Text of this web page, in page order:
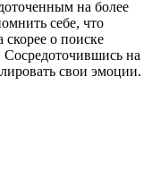
на более
себе, что
скорее о поиске
на
свои эмоции.